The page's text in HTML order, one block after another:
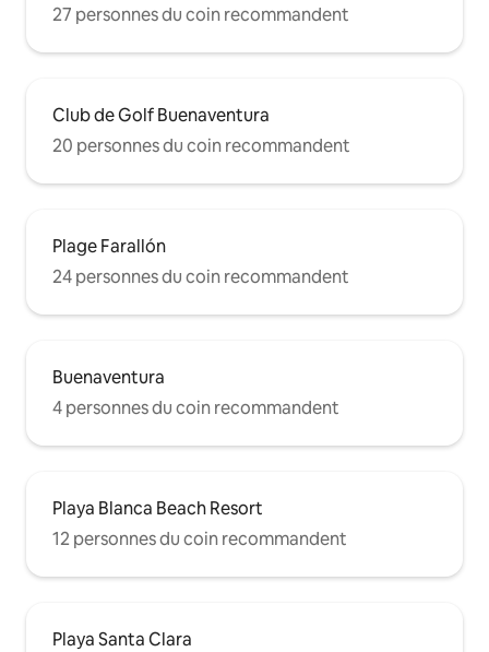
27 personnes du coin recommandent
Club de Golf Buenaventura
20 personnes du coin recommandent
Plage Farallón
24 personnes du coin recommandent
Buenaventura
4 personnes du coin recommandent
Playa Blanca Beach Resort
12 personnes du coin recommandent
Playa Santa Clara